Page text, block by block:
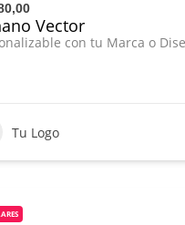
Vector
con tu Marca o
Tu Logo